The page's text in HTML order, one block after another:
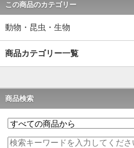
この商品のカテゴリー
動物・昆虫・生物
商品カテゴリー一覧
商品検索